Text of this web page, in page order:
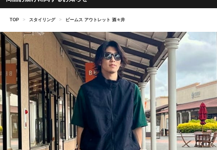
TOP > スタイリング > ビームス アウトレット 酒々井